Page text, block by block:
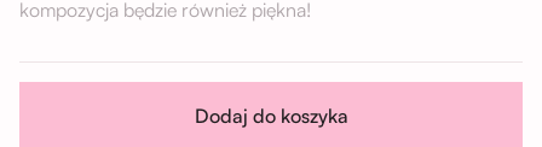
kompozycja będzie również piękna!
Dodaj do koszyka